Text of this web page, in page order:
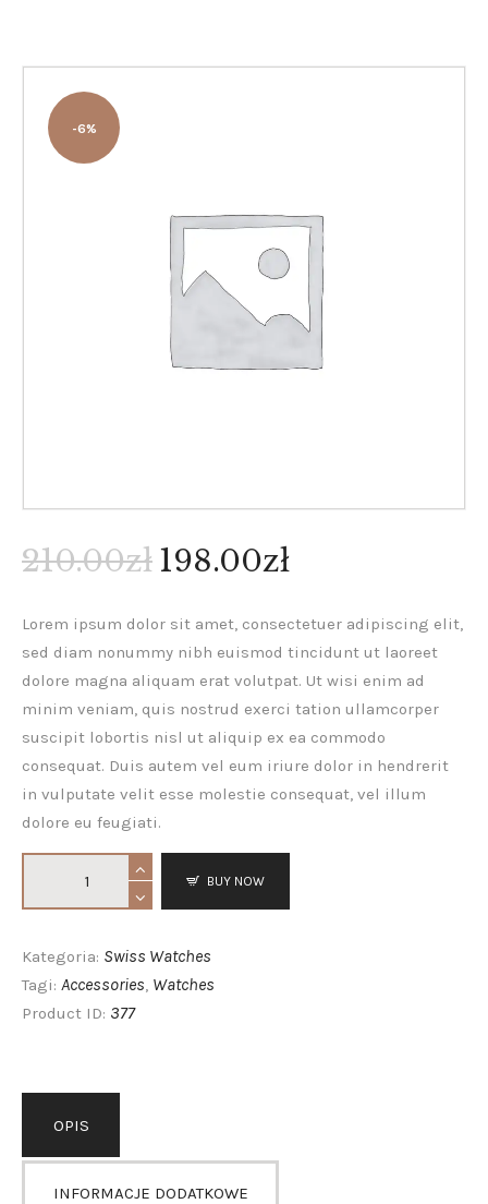
O KAROLU
KONTAKT
-6%
210.00zł 198.00zł
Lorem ipsum dolor sit amet, consectetuer adipiscing elit,
sed diam nonummy nibh euismod tincidunt ut laoreet
dolore magna aliquam erat volutpat. Ut wisi enim ad
minim veniam, quis nostrud exerci tation ullamcorper
suscipit lobortis nisl ut aliquip ex ea commodo
consequat. Duis autem vel eum iriure dolor in hendrerit
in vulputate velit esse molestie consequat, vel illum
dolore eu feugiati.
BUY NOW
Kategoria: Swiss Watches
Tagi: Accessories, Watches
Product ID: 377
OPIS
INFORMACJE DODATKOWE